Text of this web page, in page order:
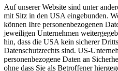
Auf unserer Website sind unter
mit Sitz in den USA eingebunden.
können Ihre personenbezogenen
jeweiligen Unternehmen
hin, dass die USA kein sicherer
Datenschutzrechts sind. US-
personenbezogene Daten an
ohne dass Sie als Betroffener